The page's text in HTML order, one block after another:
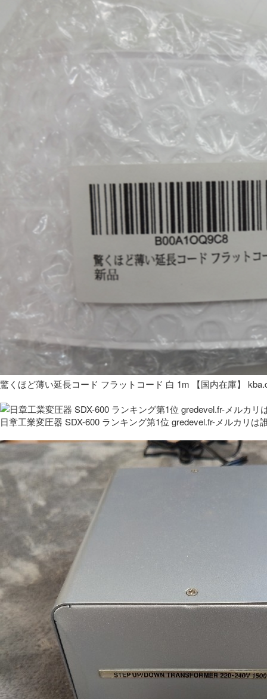
驚くほど薄い延長コード フラットコード 白 1m 【国内在庫】
日章工業変圧器 SDX-600 ランキング第1位 gredevel.fr-メルカリは